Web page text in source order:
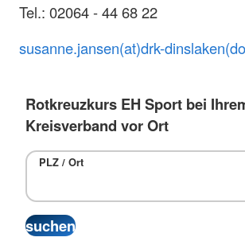
Tel.: 02064 - 44 68 22
susanne.jansen(at)drk-
Rotkreuzkurs EH Sport bei
Kreisverband vor Ort
PLZ / Ort